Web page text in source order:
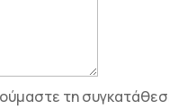
τη